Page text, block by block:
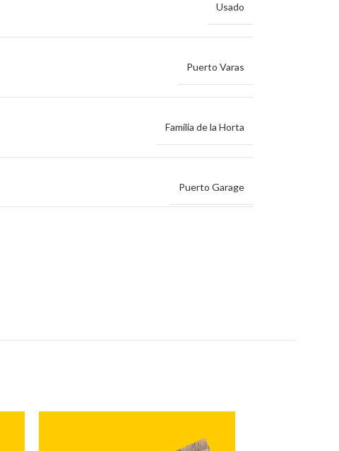
Usado
Puerto Varas
Familia de la Horta
Puerto Garage